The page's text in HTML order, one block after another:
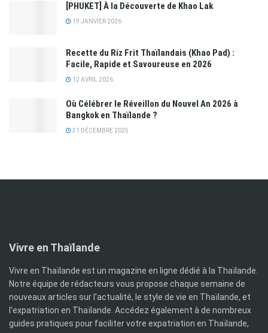
[PHUKET] À la Découverte de Khao Lak
19 JANVIER 2026
Recette du Riz Frit Thaïlandais (Khao Pad) :
Facile, Rapide et Savoureuse en 2026
12 AVRIL 2026
Où Célébrer le Réveillon du Nouvel An 2026 à
Bangkok en Thaïlande ?
31 DÉCEMBRE 2025
Vivre en Thaïlande
Vivre en Thaïlande est un magazine en ligne dédié à la Thaïlande.
Notre équipe de rédacteurs vous propose chaque semaine de
nouveaux articles sur l'actualité, le style de vie en Thaïlande, et
l'expatriation en Thaïlande. Accédez également à de nombreux
guides pratiques pour faciliter votre expatriation en Thaïlande,